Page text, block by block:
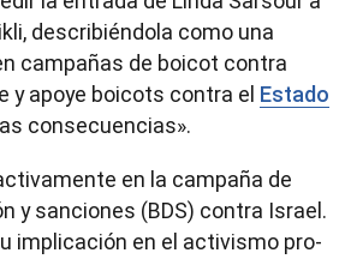
describiéndola como una
campañas de boicot contra
y apoye boicots contra el Estado
consecuencias».
en la campaña de
y sanciones (BDS) contra Israel.
implicación en el activismo pro-